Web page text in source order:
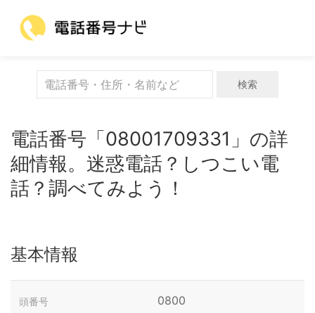
検索
電話番号「08001709331」の詳
細情報。迷惑電話？しつこい電
話？調べてみよう！
基本情報
頭番号 0800